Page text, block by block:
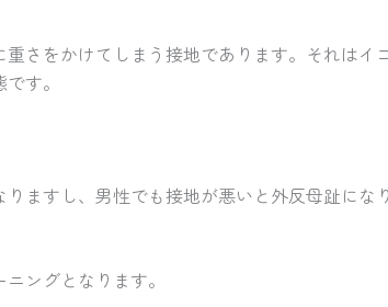
さをかけてしまう接地であります。それは
す。
ますし、男性でも接地が悪いと外反母趾に
ングとなります。